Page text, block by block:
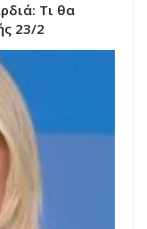
Τι θα
23/2